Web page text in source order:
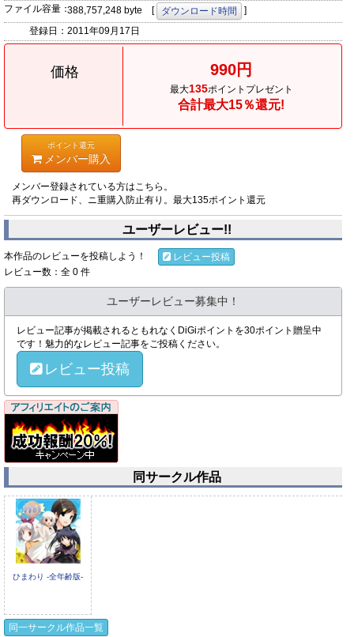
ファイル容量：388,757,248 byte [ ダウンロード時間
]
登録日： 2011年09月17日
価格 990円
最大135ポイントプレゼント
合計最大15％還元!
ポイント還元
メンバー購入
メンバー登録されている方はこちら。
再ダウンロード、ニ重購入防止有り。最大135ポイント還元
ユーザーレビュー!!
本作品のレビューを投稿しよう！
レビュー投稿
レビュー数：全 0 件
ユーザーレビュー募集中！
レビュー記事が掲載されるともれなくDiGiポイントを30ポイント贈呈中
です！魅力的なレビュー記事をご投稿ください。
レビュー投稿
同サークル作品
ひまわり -全年齢版-
同一サークル作品一覧